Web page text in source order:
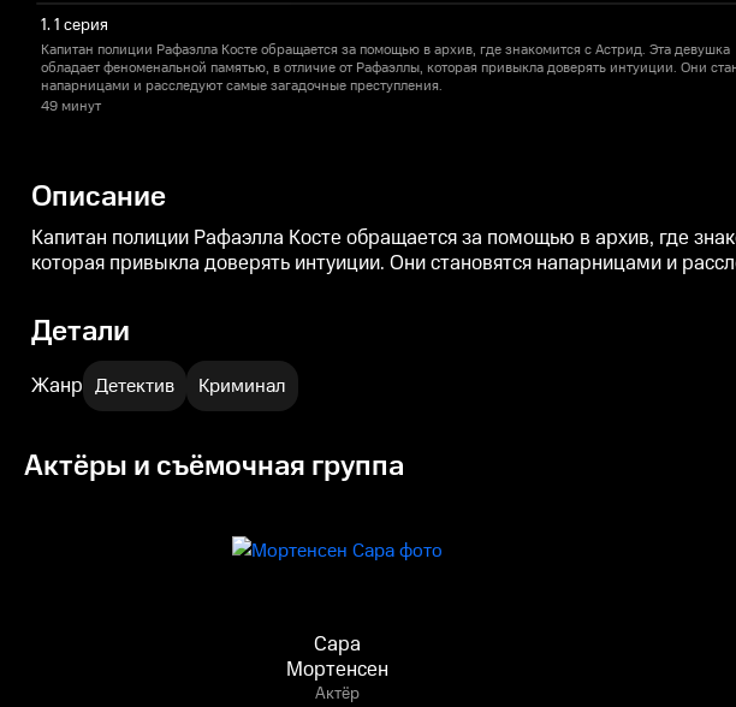
1. 1 серия
Капитан полиции Рафаэлла Косте обращается за помощью в архив, где знакомится с Астрид. Эта девушка
обладает феноменальной памятью, в отличие от Рафаэллы, которая привыкла доверять интуиции. Они
напарницами и расследуют самые загадочные преступления.
49 минут
Описание
Капитан полиции Рафаэлла Косте обращается за помощью в архив, где
которая привыкла доверять интуиции. Они становятся напарницами и
Детали
Жанр Детектив Криминал
Актёры и съёмочная группа
Сара
Мортенсен
Актёр